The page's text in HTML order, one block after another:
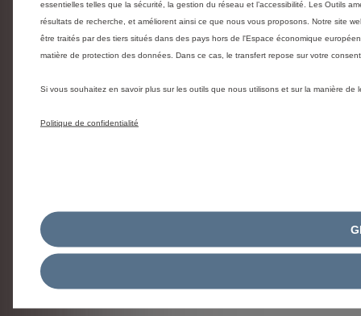
essentielles telles que la sécurité, la gestion du réseau et l’accessibilité. Les Outils
résultats de recherche, et améliorent ainsi ce que nous vous proposons. Notre site
être traités par des tiers situés dans des pays hors de l'Espace économique
matière de protection des données. Dans ce cas, le transfert repose sur votre
Si vous souhaitez en savoir plus sur les outils que nous utilisons et sur la manière
Politique de confidentialité